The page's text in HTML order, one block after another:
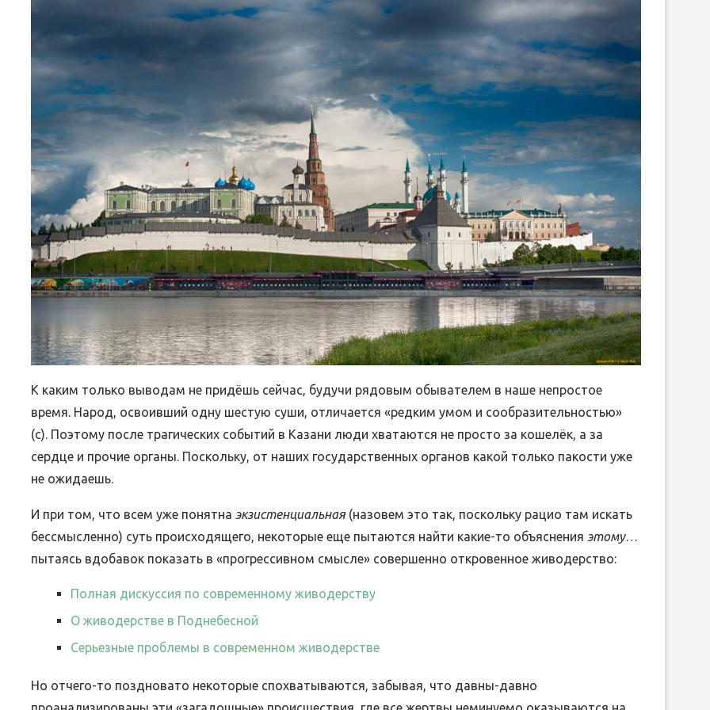
К каким только выводам не придёшь сейчас, будучи рядовым обывателем в наше непростое
время. Народ, освоивший одну шестую суши, отличается «редким умом и сообразительностью»
(с). Поэтому после трагических событий в Казани люди хватаются не просто за кошелёк, а за
сердце и прочие органы. Поскольку, от наших государственных органов какой только пакости уже
не ожидаешь.
И при том, что всем уже понятна экзистенциальная(назовем это так, поскольку рацио там искать
бессмысленно) суть происходящего, некоторые еще пытаются найти какие-то объяснения этому…
пытаясь вдобавок показать в «прогрессивном смысле» совершенно откровенное живодерство:
Полная дискуссия по современному живодерству
О живодерстве в Поднебесной
Серьезные проблемы в современном живодерстве
Но отчего-то поздновато некоторые спохватываются, забывая, что давны-давно
МИФЫ ДРЕВНЕЙ ГРЕЦИИ
15.Июн.2026
ДОНИЦЕТТИ «ДОЧЬ ПОЛКА»
ВЕБИНАРЫ